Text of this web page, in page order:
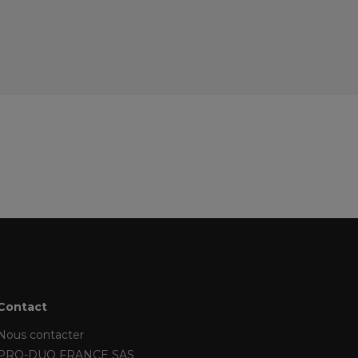
contacter
DUO FRANCE SAS